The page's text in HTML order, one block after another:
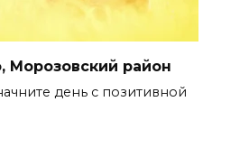
Морозовский район
день с позитивной